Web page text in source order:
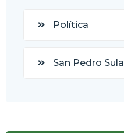
Política
San Pedro Sula